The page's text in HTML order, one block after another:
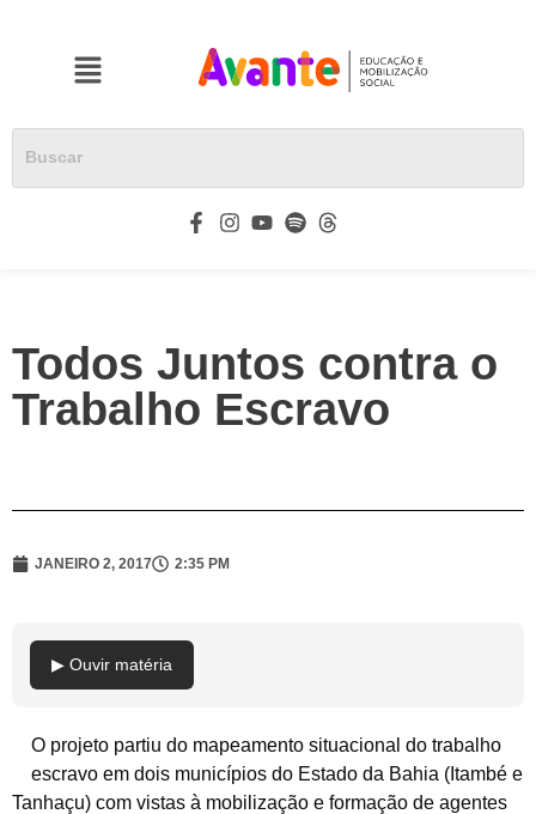
Todos Juntos contra o
Trabalho Escravo
JANEIRO 2, 2017 2:35 PM
▶ Ouvir matéria
O projeto partiu do mapeamento situacional do trabalho
escravo em dois municípios do Estado da Bahia (Itambé e
Tanhaçu) com vistas à mobilização e formação de agentes